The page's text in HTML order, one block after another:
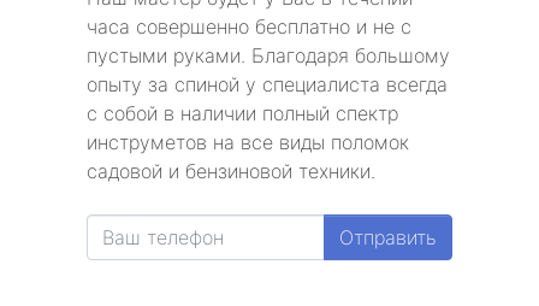
часа совершенно бесплатно и не с
пустыми руками. Благодаря большому
опыту за спиной у специалиста всегда
с собой в наличии полный спектр
инструметов на все виды поломок
садовой и бензиновой техники.
Отправить